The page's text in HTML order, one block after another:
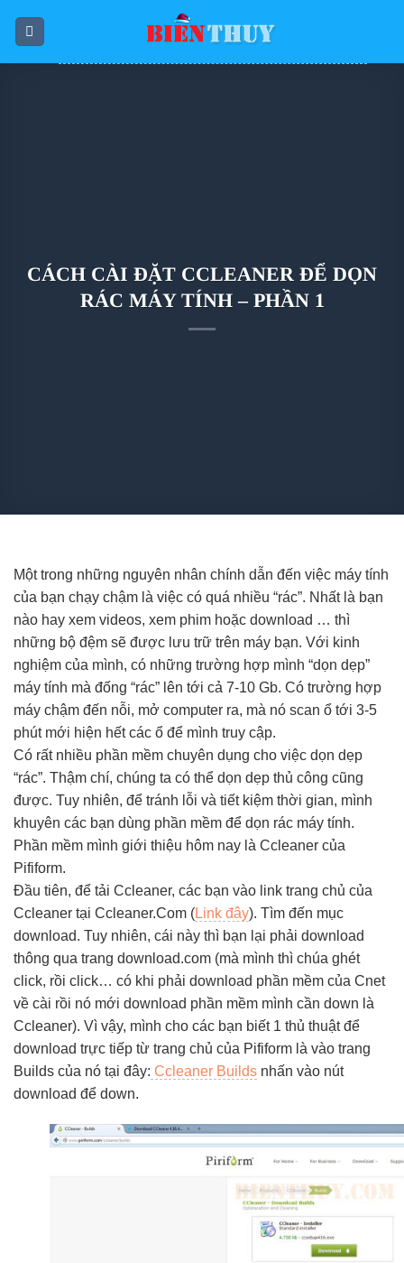
CÁCH CÀI ĐẶT CCLEANER ĐỂ DỌN
RÁC MÁY TÍNH – PHẦN 1
Một trong những nguyên nhân chính dẫn đến việc máy tính
của bạn chạy chậm là việc có quá nhiều “rác”. Nhất là bạn
nào hay xem videos, xem phim hoặc download … thì
những bộ đệm sẽ được lưu trữ trên máy bạn. Với kinh
nghiệm của mình, có những trường hợp mình “dọn dẹp”
máy tính mà đống “rác” lên tới cả 7-10 Gb. Có trường hợp
máy chậm đến nỗi, mở computer ra, mà nó scan ổ tới 3-5
phút mới hiện hết các ổ để mình truy cập.
Có rất nhiều phần mềm chuyên dụng cho việc dọn dẹp
“rác”. Thậm chí, chúng ta có thể dọn dẹp thủ công cũng
được. Tuy nhiên, để tránh lỗi và tiết kiệm thời gian, mình
khuyên các bạn dùng phần mềm để dọn rác máy tính.
Phần mềm mình giới thiệu hôm nay là Ccleaner của
Pifiform.
Đầu tiên, để tải Ccleaner, các bạn vào link trang chủ của
Ccleaner tại Ccleaner.Com (Link đây). Tìm đến mục
download. Tuy nhiên, cái này thì bạn lại phải download
thông qua trang download.com (mà mình thì chúa ghét
click, rồi click… có khi phải download phần mềm của Cnet
về cài rồi nó mới download phần mềm mình cần down là
Ccleaner). Vì vậy, mình cho các bạn biết 1 thủ thuật để
download trực tiếp từ trang chủ của Pifiform là vào trang
Builds của nó tại đây: Ccleaner Builds nhấn vào nút
download để down.